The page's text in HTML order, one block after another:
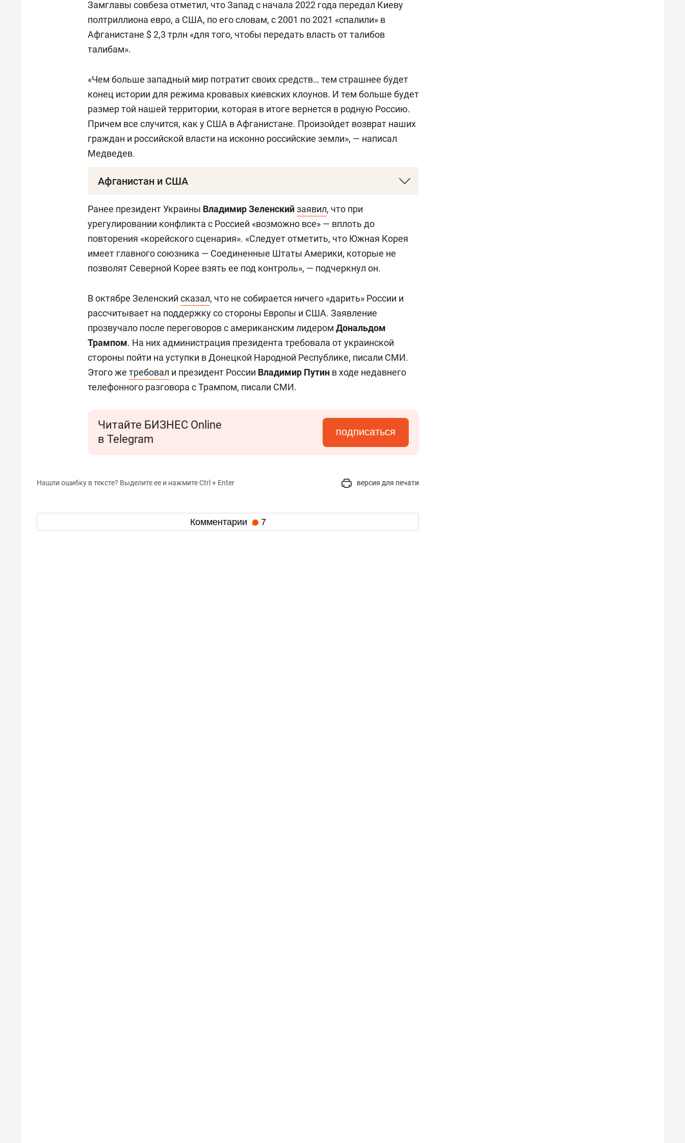
Замглавы совбеза отметил, что Запад с начала 2022 года передал Киеву
полтриллиона евро, а США, по его словам, с 2001 по 2021 «спалили» в
Афганистане $ 2,3 трлн «для того, чтобы передать власть от талибов
талибам».
«Чем больше западный мир потратит своих средств… тем страшнее будет
конец истории для режима кровавых киевских клоунов. И тем больше будет
размер той нашей территории, которая в итоге вернется в родную Россию.
Причем все случится, как у США в Афганистане. Произойдет возврат наших
граждан и российской власти на исконно российские земли», — написал
Медведев.
Афганистан и США
правительственные войска Афганистана, 15 августа вошли в Кабул, а 16
августа объявили о завершении войны. Прежний президент
Ашраф Гани
покинул страну. В ночь на 31 августа американские военные окончательно
покинули аэропорт Кабула, завершив почти 20-летнее военное присутствие
США в Афганистане.
Некоторые американские политики охарактеризовали вывод войск как
позорное и паническое бегство. Попытки США создать
проправительственное ополчение на севере страны провалились,
поскольку в эти формирования привлекались бандиты и маргиналы, как
выяснила газета New York Times.
Ранее президент Украины Владимир Зеленскийзаявил, что при
урегулировании конфликта с Россией «возможно все» — вплоть до
повторения «корейского сценария». «Следует отметить, что Южная Корея
имеет главного союзника — Соединенные Штаты Америки, которые не
позволят Северной Корее взять ее под контроль», — подчеркнул он.
В октябре Зеленский сказал, что не собирается ничего «дарить» России и
рассчитывает на поддержку со стороны Европы и США. Заявление
прозвучало после переговоров с американским лидером Дональдом
Трампом. На них администрация президента требовала от украинской
стороны пойти на уступки в Донецкой Народной Республике, писали СМИ.
Этого же требовал и президент России Владимир Путин в ходе недавнего
телефонного разговора с Трампом, писали СМИ.
Читайте БИЗНЕС Online
в Telegram
подписаться
Нашли ошибку в тексте? Выделите ее и нажмите Ctrl + Enter версия для печати
Комментарии 7